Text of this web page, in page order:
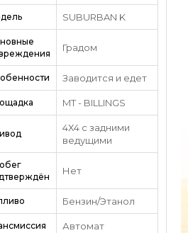
SUBURBAN K
Градом
Заводится и едет
MT - BILLINGS
4Х4 с задними
ведущими
Нет
Бензин/Этанол
Автомат